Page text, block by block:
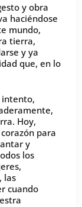
y obra
haciéndose
mundo,
tierra,
y ya
que, en lo
intento,
Hoy,
para
y
los
las
cuando